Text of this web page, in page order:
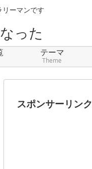
リーマンです
った
テーマ
Theme
スポンサーリンク